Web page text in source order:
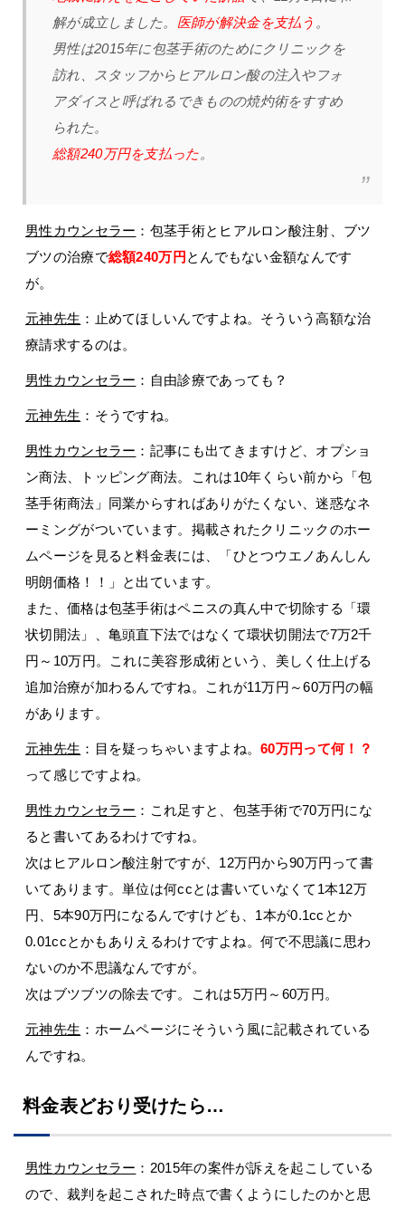
解が成立しました。 医師が解決金を支払う 。
男性は2015年に包茎手術のためにクリニックを
訪れ、スタッフからヒアルロン酸の注入やフォ
アダイスと呼ばれるできものの焼灼術をすすめ
られた。
総額240万円を支払った。
男性カウンセラー ：包茎手術とヒアルロン酸注射、ブツ
ブツの治療で総額240万円 とんでもない金額なんです
が。
元神先生 ：止めてほしいんですよね。そういう高額な治
療請求するのは。
男性カウンセラー ：自由診療であっても？
元神先生 ：そうですね。
男性カウンセラー ：記事にも出てきますけど、オプショ
ン商法、トッピング商法。これは10年くらい前から「包
茎手術商法」同業からすればありがたくない、迷惑なネ
ーミングがついています。掲載されたクリニックのホー
ムページを見ると料金表には、「ひとつウエノあんしん
明朗価格！！」と出ています。
また、価格は包茎手術はペニスの真ん中で切除する「環
状切開法」、亀頭直下法ではなくて環状切開法で7万2千
円～10万円。これに美容形成術という、美しく仕上げる
追加治療が加わるんですね。これが11万円～60万円の幅
があります。
元神先生 ：目を疑っちゃいますよね。60万円って何！？
って感じですよね。
男性カウンセラー ：これ足すと、包茎手術で70万円にな
ると書いてあるわけですね。
次はヒアルロン酸注射ですが、12万円から90万円って書
いてあります。単位は何ccとは書いていなくて1本12万
円、5本90万円になるんですけども、1本が0.1ccとか
0.01ccとかもありえるわけですよね。何で不思議に思わ
ないのか不思議なんですが。
次はブツブツの除去です。これは5万円～60万円。
元神先生 ：ホームページにそういう風に記載されている
んですね。
料金表どおり受けたら…
男性カウンセラー ：2015年の案件が訴えを起こしている
ので、裁判を起こされた時点で書くようにしたのかと思